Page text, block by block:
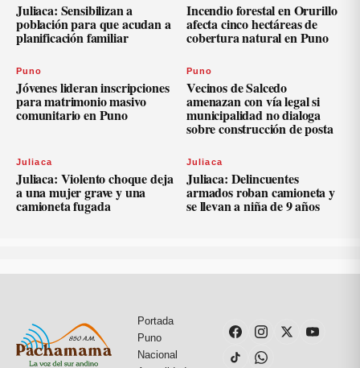
Juliaca: Sensibilizan a
población para que acudan a
planificación familiar
Incendio forestal en Orurillo
afecta cinco hectáreas de
cobertura natural en Puno
Puno
Jóvenes lideran inscripciones
para matrimonio masivo
comunitario en Puno
Puno
Vecinos de Salcedo
amenazan con vía legal si
municipalidad no dialoga
sobre construcción de posta
Juliaca
Juliaca: Violento choque deja
a una mujer grave y una
camioneta fugada
Juliaca
Juliaca: Delincuentes
armados roban camioneta y
se llevan a niña de 9 años
Portada
Puno
Nacional